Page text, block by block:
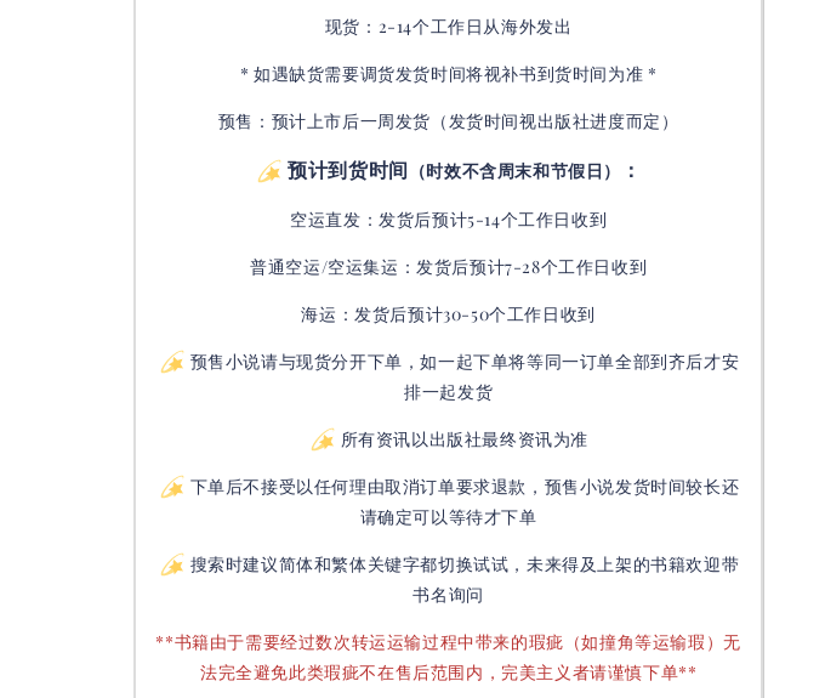
现货：2-14个工作日从海外发出
* 如遇缺货需要调货发货时间将视补书到货时间为准 *
预售：预计上市后一周发货（发货时间视出版社进度而定 ）
预计到货时间 （时效不含周末和节假日） ：
空运直发：发货后预计5-14个工作日收到
普通空运/空运集运：发货后预计7-28个工作日收到
海运：发货后预计30-50个工作日收到
预售小说请与现货分开下单，如一起下单将等同一订单全部到齐后才安
排一起发货
所有资讯以出版社最终资讯为准
下单后不接受以任何理由取消订单要求退款，预售小说发货时间较长还
请确定可以等待才下单
搜索时建议简体和繁体关键字都切换试试，未来得及上架的书籍欢迎带
书名询问
**书籍由于需要经过数次转运运输过程中带来的瑕疵（如撞角等运输瑕）无
法完全避免此类瑕疵不在售后范围内，完美主义者请谨慎下单**